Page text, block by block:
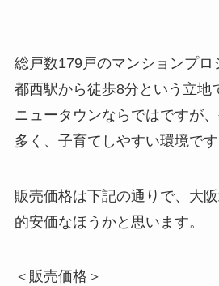
総戸数179戸のマンションプロ
都西駅から徒歩8分という立地
ニュータウンならではですが
多く、子育てしやすい環境です
販売価格は下記の通りで、大
的安価なほうかと思います。
＜販売価格＞